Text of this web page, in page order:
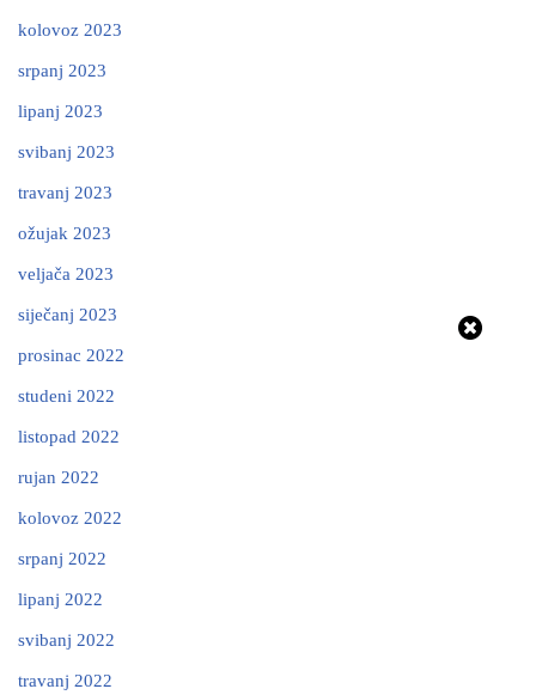
kolovoz 2023
srpanj 2023
lipanj 2023
svibanj 2023
travanj 2023
ožujak 2023
veljača 2023
siječanj 2023
prosinac 2022
studeni 2022
listopad 2022
rujan 2022
kolovoz 2022
srpanj 2022
lipanj 2022
svibanj 2022
travanj 2022